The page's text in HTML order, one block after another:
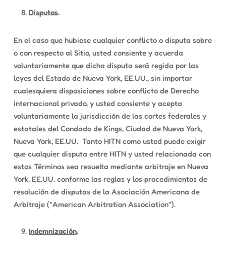
Disputas.
En el caso que hubiese cualquier conflicto o disputa sobre
o con respecto al Sitio, usted consiente y acuerda
voluntariamente que dicha disputa será regida por las
leyes del Estado de Nueva York, EE.UU., sin importar
cualesquiera disposiciones sobre conflicto de Derecho
internacional privado, y usted consiente y acepta
voluntariamente la jurisdicción de las cortes federales y
estatales del Condado de Kings, Ciudad de Nueva York,
Nueva York, EE.UU. Tanto HITN como usted puede exigir
que cualquier disputa entre HITN y usted relacionada con
estos Términos sea resuelta mediante arbitraje en Nueva
York, EE.UU. conforme las reglas y los procedimientos de
resolución de disputas de la Asociación Americana de
Arbitraje (“American Arbitration Association”).
Indemnización.